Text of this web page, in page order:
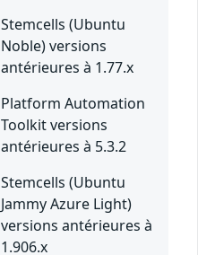
Stemcells (Ubuntu
Noble) versions
antérieures à 1.77.x
Platform Automation
Toolkit versions
antérieures à 5.3.2
Stemcells (Ubuntu
Jammy Azure Light)
versions antérieures à
1.906.x